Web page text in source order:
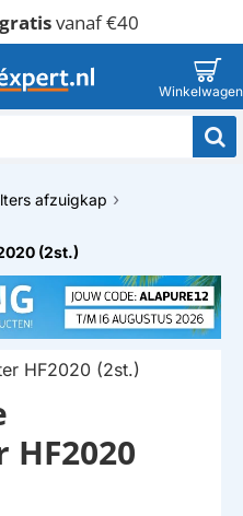
gratisvanaf €40
afzuigkap
(2st.)